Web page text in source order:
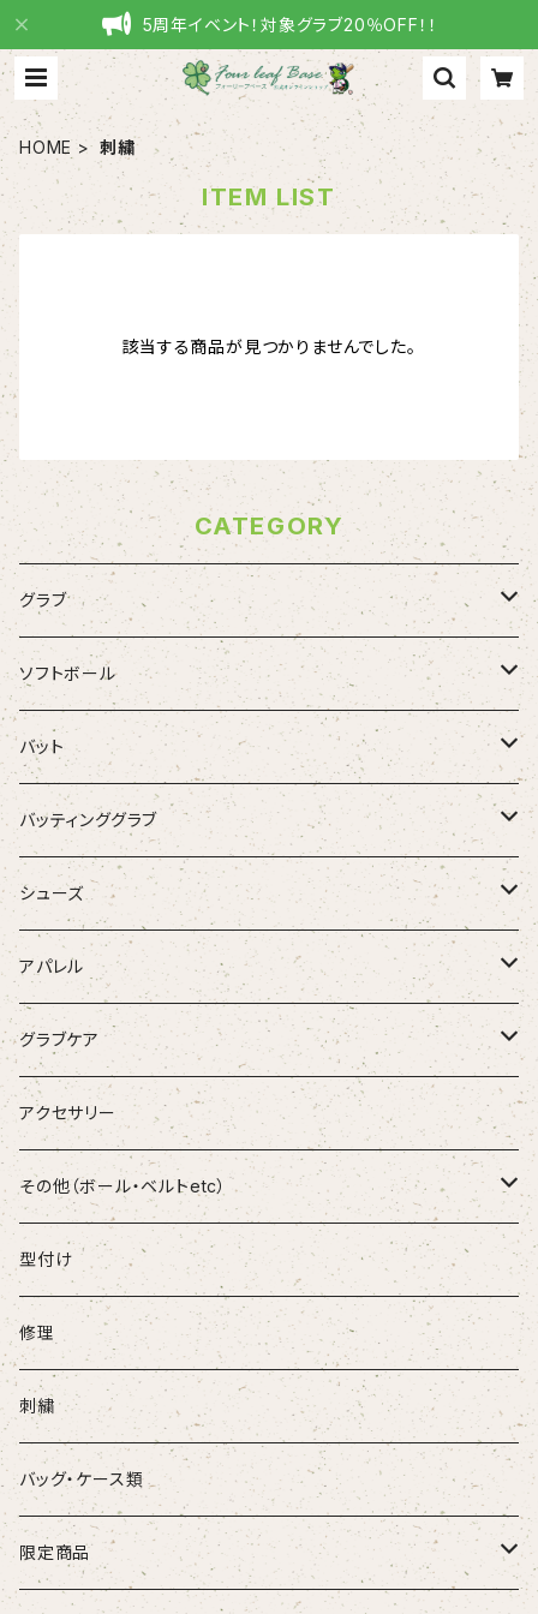
5周年イベント！対象グラブ20％OFF！！
HOME 刺繍
ITEM LIST
該当する商品が見つかりませんでした。
CATEGORY
グラブ
ZETT
Rawlings
SSK
Donaiya
Wilson
Ip Select
和牛JB
D-Quest
DEAD STOCK
Genuine
SUREPLAY
ソフトボール
グラブ
バット
バット
硬式木製バット
硬式金属バット
軟式木製バット
軟式金属バット
軟式FPR
少年木製バット
少年金属バット
バッティンググラブ
一般バッティンググラブ
学生用バッティンググラブ
少年用バッティンググラブ
シューズ
金具スパイク
ポイントスパイク
ランニングシューズ
アパレル
古着・USED
Tシャツ
ソックス
グラブケア
FORTUN EFIELD
和牛JB
アクセサリー
その他（ボール・ベルトetc）
ボール
ベルト
型付け
修理
刺繍
バッグ・ケース類
限定商品